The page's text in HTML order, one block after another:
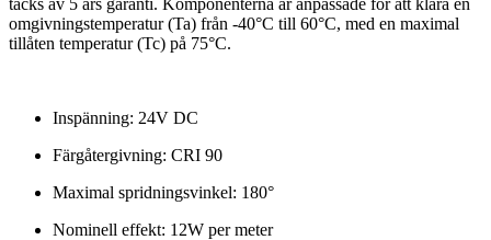
omgivningstemperatur (Ta) från -40°C till 60°C, med en maximal
tillåten temperatur (Tc) på 75°C.
Inspänning: 24V DC
Färgåtergivning: CRI 90
Maximal spridningsvinkel: 180°
Nominell effekt: 12W per meter